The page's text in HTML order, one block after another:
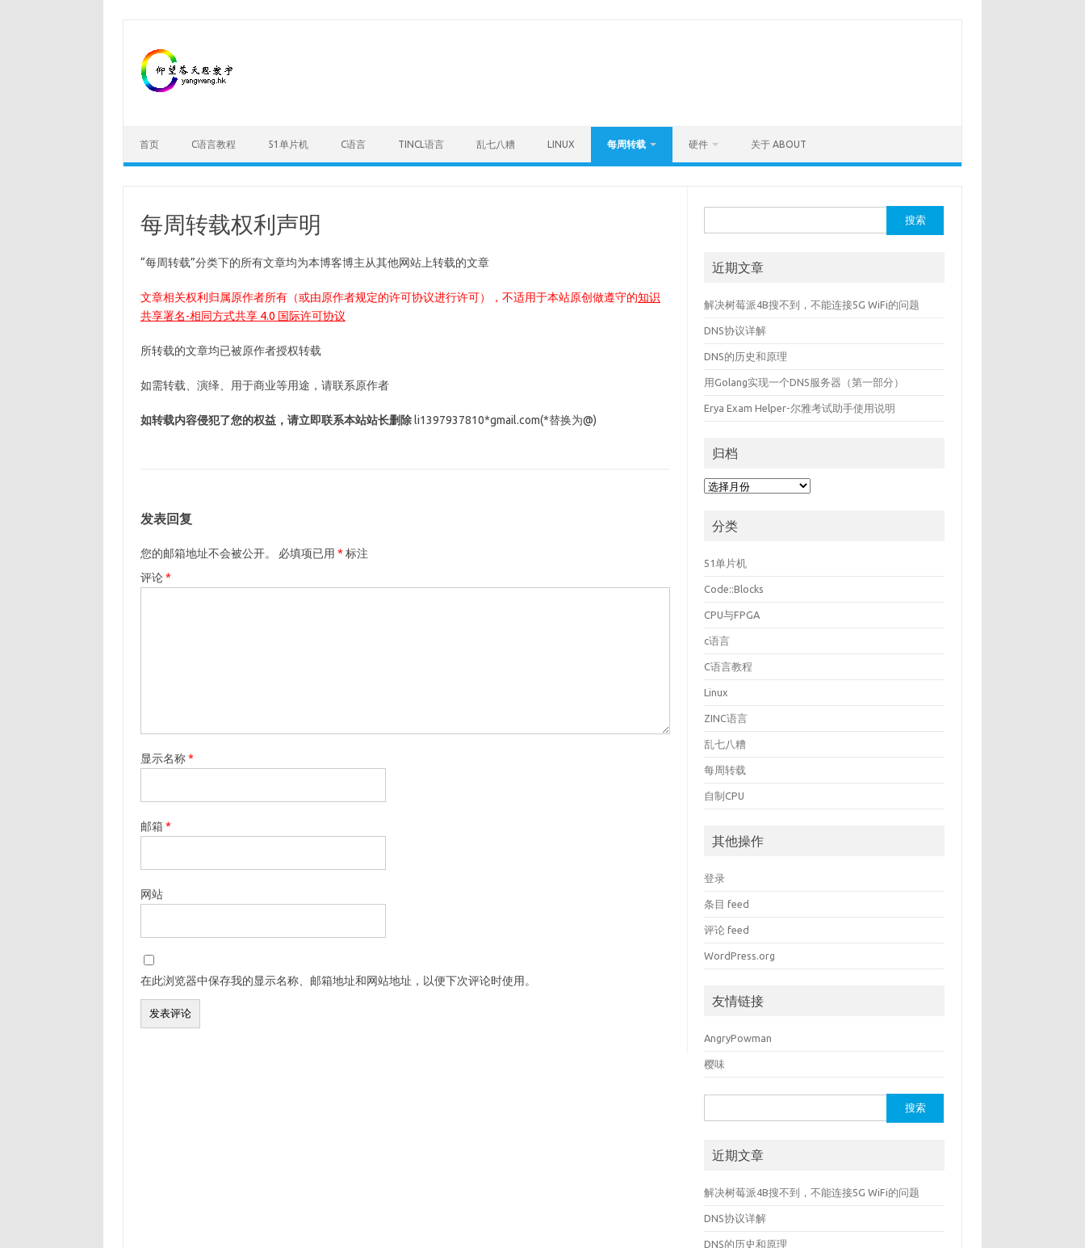
content
首页 C语言教程 51单片机 C语言 TINCL语言 乱七八糟 LINUX 每周转载 硬件 关于 ABOUT
每周转载权利声明
“每周转载”分类下的所有文章均为本博客博主从其他网站上转载的文章
文章相关权利归属原作者所有（或由原作者规定的许可协议进行许可），不适用于本站原创做遵守的知识
共享署名-相同方式共享 4.0 国际许可协议
所转载的文章均已被原作者授权转载
如需转载、演绎、用于商业等用途，请联系原作者
如转载内容侵犯了您的权益，请立即联系本站站长删除li1397937810*gmail.com(*替换为@)
发表回复
您的邮箱地址不会被公开。 必填项已用 * 标注
评论*
显示名称*
邮箱*
网站
在此浏览器中保存我的显示名称、邮箱地址和网站地址，以便下次评论时使用。
索：
近期文章
解决树莓派4B搜不到，不能连接5G WiFi的问题
DNS协议详解
DNS的历史和原理
用Golang实现一个DNS服务器（第一部分）
Erya Exam Helper-尔雅考试助手使用说明
归档
归
分类
51单片机
Code::Blocks
CPU与FPGA
c语言
C语言教程
Linux
ZINC语言
乱七八糟
每周转载
自制CPU
其他操作
登录
条目 feed
评论 feed
WordPress.org
友情链接
AngryPowman
樱味
索：
近期文章
解决树莓派4B搜不到，不能连接5G WiFi的问题
DNS协议详解
DNS的历史和原理